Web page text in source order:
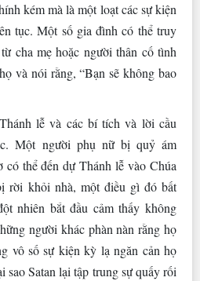
kém mà là một loạt các sự kiện
tục. Một số gia đình có thể truy
cha mẹ hoặc người thân cố tình
và nói rằng, “Bạn sẽ không bao
lễ và các bí tích và lời cầu
Một người phụ nữ bị quỷ ám
thể đến dự Thánh lễ vào Chúa
rời khỏi nhà, một điều gì đó bất
nhiên bắt đầu cảm thấy không
người khác phàn nàn rằng họ
vô số sự kiện kỳ lạ ngăn cản họ
sao Satan lại tập trung sự quấy rối